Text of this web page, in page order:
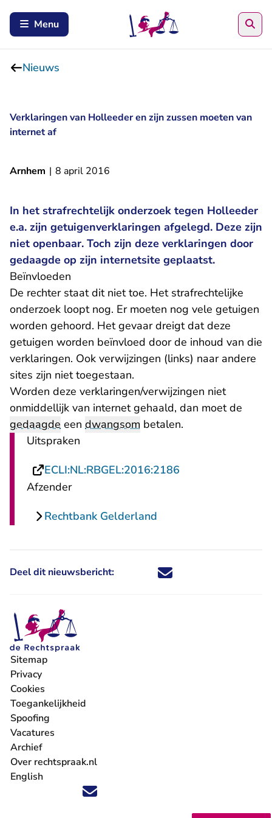
Menu
Nieuws
Verklaringen van Holleeder en zijn zussen moeten van
internet af
Arnhem | 8 april 2016
In het strafrechtelijk onderzoek tegen Holleeder
e.a. zijn getuigenverklaringen afgelegd. Deze zijn
niet openbaar. Toch zijn deze verklaringen door
gedaagde op zijn internetsite geplaatst.
Beïnvloeden
De rechter staat dit niet toe. Het strafrechtelijke
onderzoek loopt nog. Er moeten nog vele getuigen
worden gehoord. Het gevaar dreigt dat deze
getuigen worden beïnvloed door de inhoud van die
verklaringen. Ook verwijzingen (links) naar andere
sites zijn niet toegestaan.
Worden deze verklaringen/verwijzingen niet
onmiddellijk van internet gehaald, dan moet de
gedaagde een dwangsom betalen.
Uitspraken
ECLI:NL:RBGEL:2016:2186
Afzender
Rechtbank Gelderland
Deel dit nieuwsbericht: Deel dit nieuwsbericht via X -
Deel dit nieuwsbericht via
Deel dit nieuwsbericht
Deel dit
Volg ons op X (Twitter) - U verlaat Rechtspraak.nl
Volg ons op Facebook - U verlaat Rechtspraak.nl
Volg ons op Instagram - U verlaat Rechtspraak.nl
Volg ons op Youtube - U verlaat Rechtspraak.nl
Volg ons op LinkedIn - U verlaat
'Blijf op de hoogte' nieuwsbrief - U verlaat
Sitemap
Privacy
Cookies
Toegankelijkheid
Spoofing
Vacatures
- U verlaat Rechtspraak.nl
Archief
Over rechtspraak.nl
English